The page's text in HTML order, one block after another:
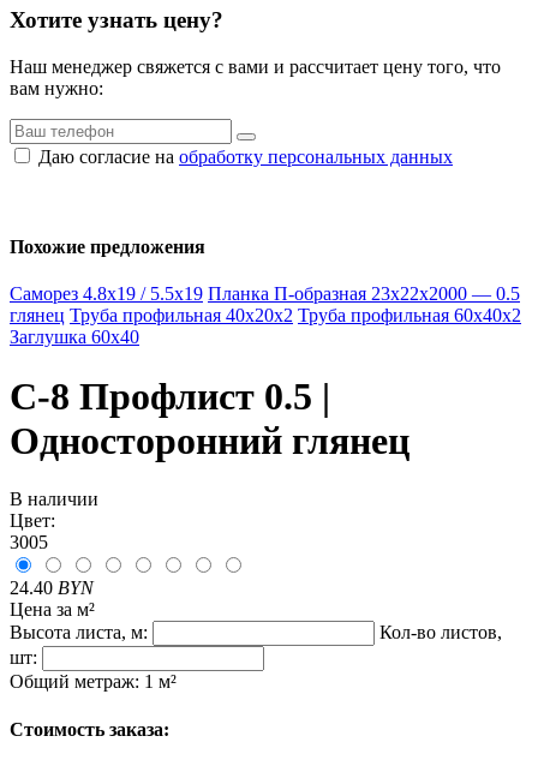
Хотите узнать цену?
Наш менеджер свяжется с вами и рассчитает цену того, что
вам нужно:
Даю согласие на обработку персональных данных
Похожие предложения
Саморез 4.8х19 / 5.5х19 Планка П-образная 23х22х2000 — 0.5
глянец Труба профильная 40х20х2 Труба профильная 60х40х2
Заглушка 60х40
С-8 Профлист 0.5 |
Односторонний глянец
В наличии
Цвет:
3005
24.40 BYN
Цена за м²
Высота листа, м:
Кол-во листов,
шт:
Общий метраж: 1 м²
Стоимость заказа: